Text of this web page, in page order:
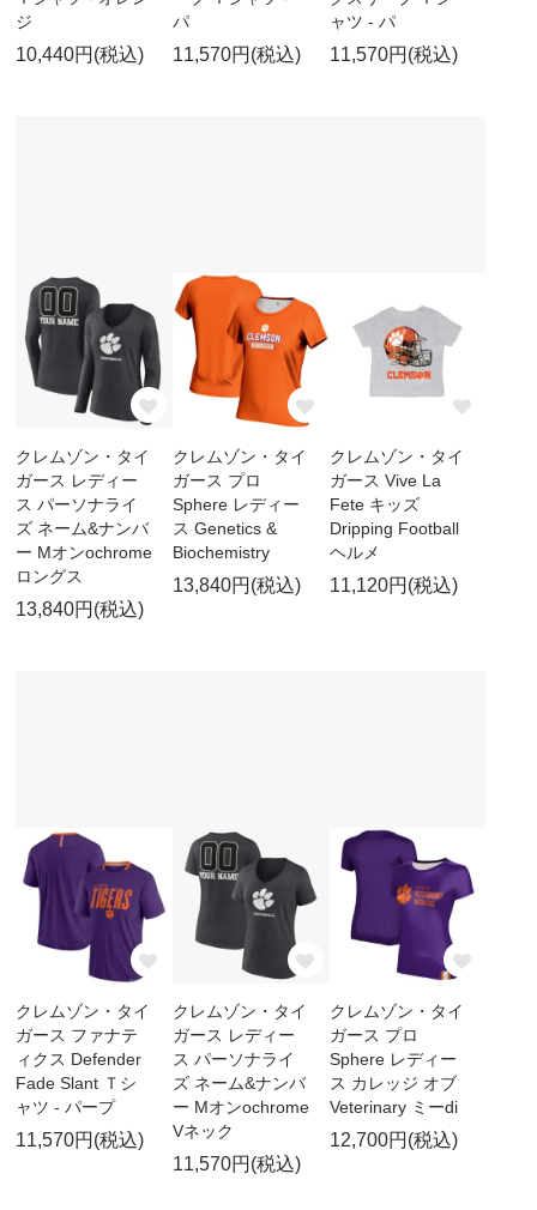
ジ
10,440円(税込)
パ
11,570円(税込)
ャツ - パ
11,570円(税込)
クレムゾン・タイ
ガース レディー
ス パーソナライ
ズ ネーム&ナンバ
ー Mオンochrome
ロングス
13,840円(税込)
クレムゾン・タイ
ガース プロ
Sphere レディー
ス Genetics &
Biochemistry
13,840円(税込)
クレムゾン・タイ
ガース Vive La
Fete キッズ
Dripping Football
ヘルメ
11,120円(税込)
クレムゾン・タイ
ガース ファナテ
ィクス Defender
Fade Slant Ｔシ
ャツ - パープ
11,570円(税込)
クレムゾン・タイ
ガース レディー
ス パーソナライ
ズ ネーム&ナンバ
ー Mオンochrome
Vネック
11,570円(税込)
クレムゾン・タイ
ガース プロ
Sphere レディー
ス カレッジ オブ
Veterinary ミーdi
12,700円(税込)